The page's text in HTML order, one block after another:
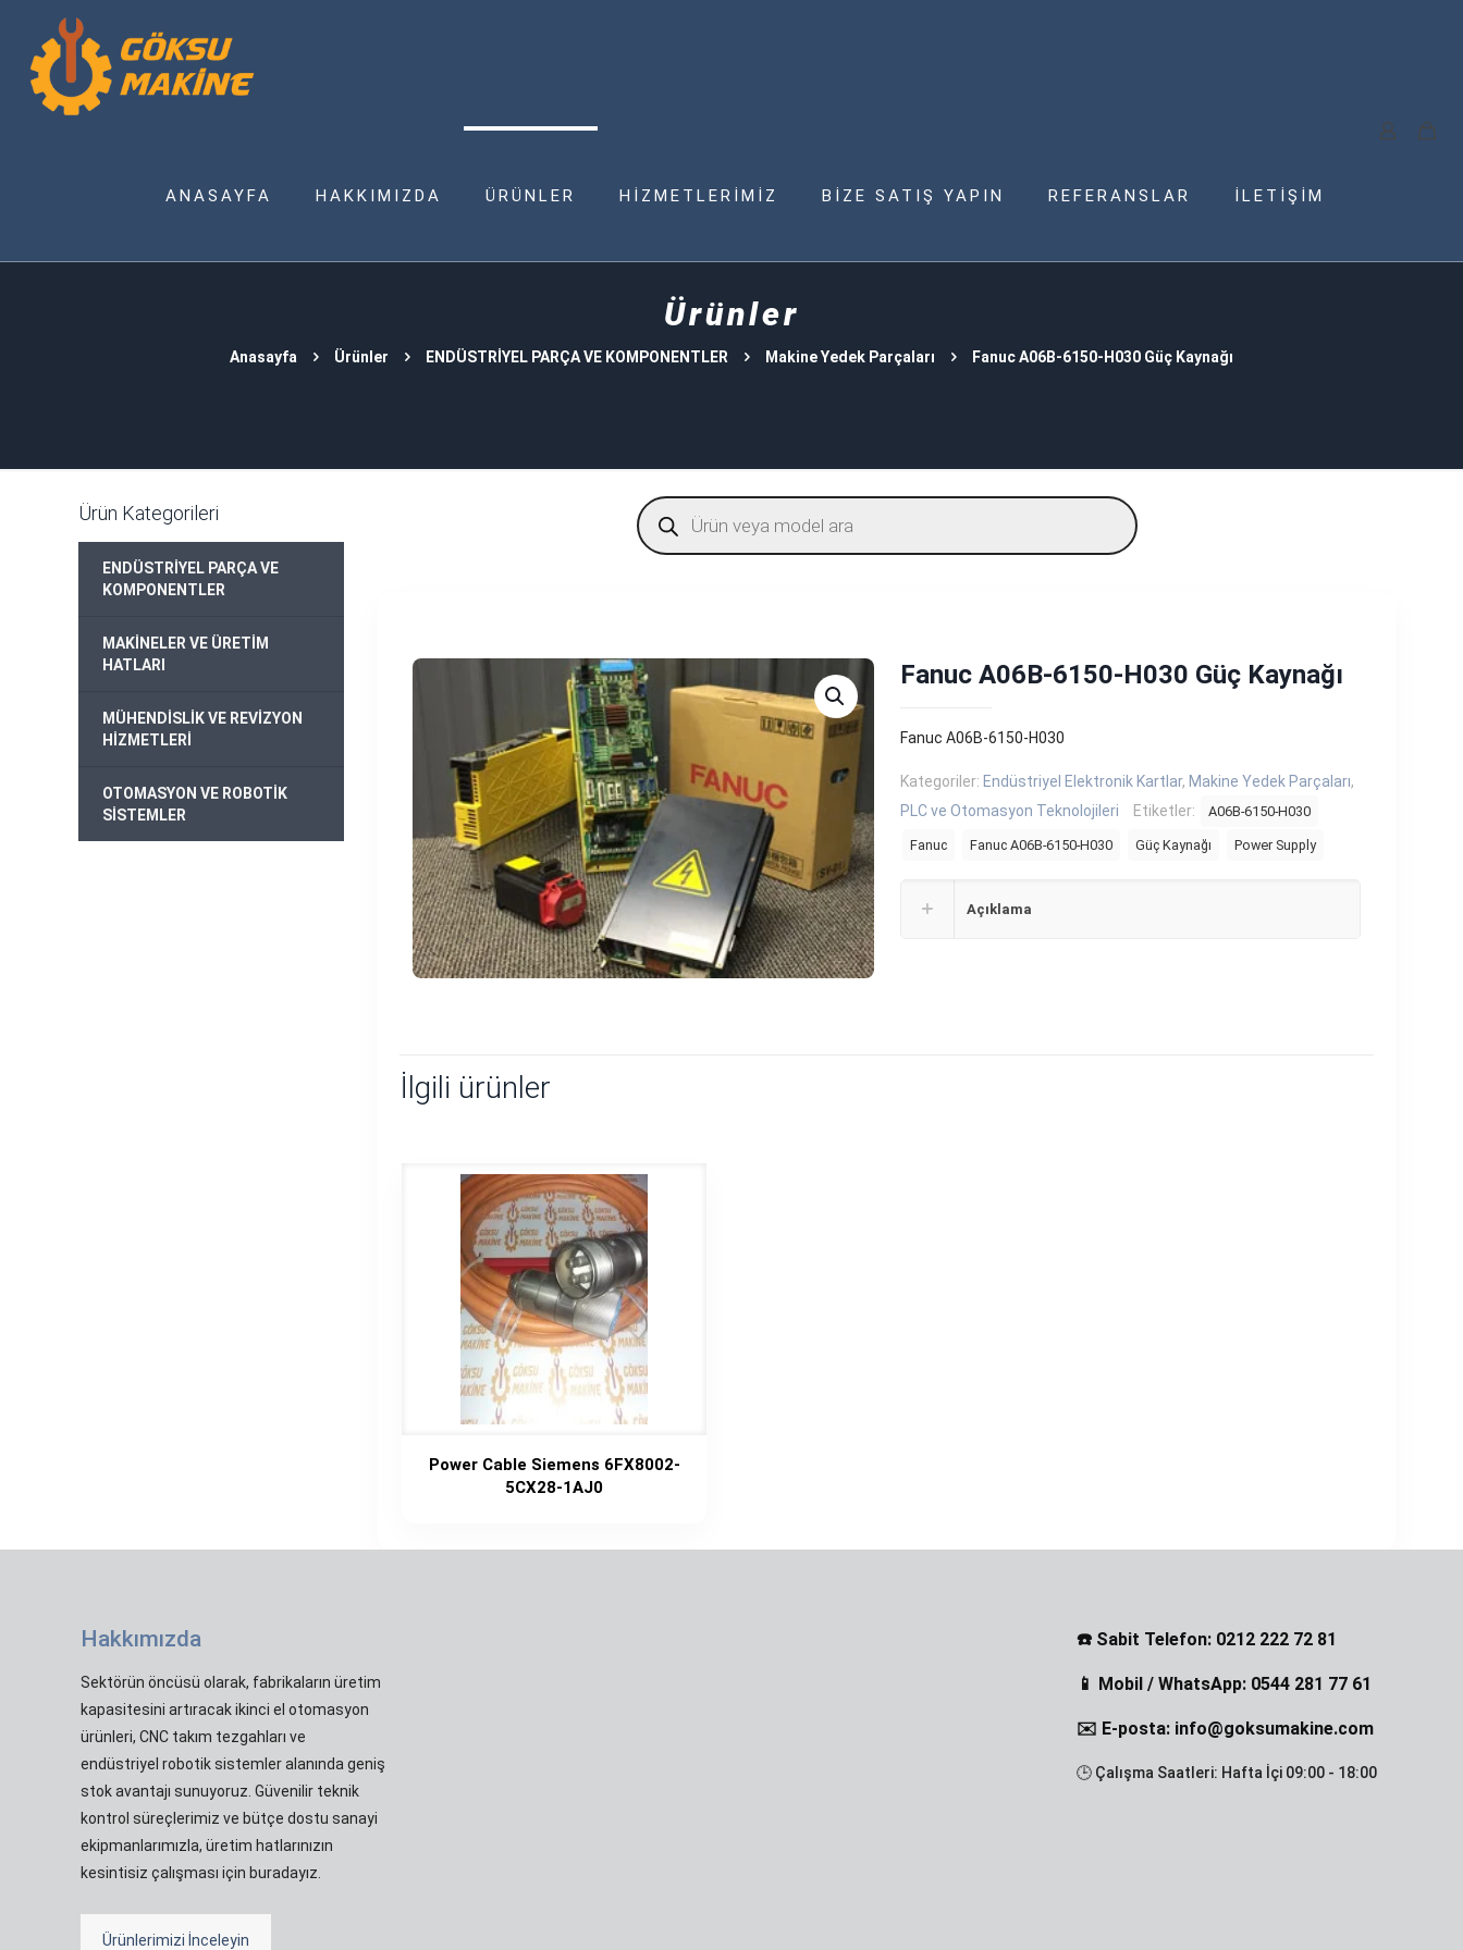
ANASAYFA HAKKIMIZDA ÜRÜNLER HİZMETLERİMİZ BİZE SATIŞ YAPIN REFERANSLAR İLETİŞİM
Ürünler
Anasayfa Ürünler ENDÜSTRİYEL PARÇA VE KOMPONENTLER Makine Yedek Parçaları Fanuc A06B-6150-H030 Güç Kaynağı
Products
search
Fanuc A06B-6150-H030 Güç Kaynağı
Fanuc A06B-6150-H030
Kategoriler: Endüstriyel Elektronik Kartlar, Makine Yedek Parçaları,
PLC ve Otomasyon Teknolojileri
Etiketler: A06B-6150-H030
Fanuc Fanuc A06B-6150-H030 Güç Kaynağı Power Supply
Açıklama
İlgili ürünler
Power Cable Siemens 6FX8002-
5CX28-1AJ0
Ürün Kategorileri
ENDÜSTRİYEL PARÇA VE
KOMPONENTLER
MAKİNELER VE ÜRETİM
HATLARI
MÜHENDİSLİK VE REVİZYON
HİZMETLERİ
OTOMASYON VE ROBOTİK
SİSTEMLER
Hakkımızda
Sektörün öncüsü olarak, fabrikaların üretim
kapasitesini artıracak ikinci el otomasyon
ürünleri, CNC takım tezgahları ve
endüstriyel robotik sistemler alanında geniş
stok avantajı sunuyoruz. Güvenilir teknik
kontrol süreçlerimiz ve bütçe dostu sanayi
ekipmanlarımızla, üretim hatlarınızın
kesintisiz çalışması için buradayız.
Ürünlerimizi İnceleyin
☎️ Sabit Telefon: 0212 222 72 81
📱 Mobil / WhatsApp: 0544 281 77 61
✉️ E-posta: info@goksumakine.com
🕒 Çalışma Saatleri: Hafta İçi 09:00 - 18:00